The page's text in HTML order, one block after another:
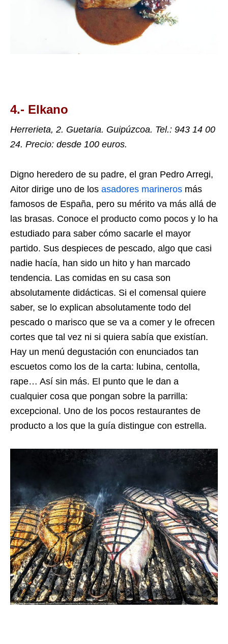
4.- Elkano
Herrerieta, 2. Guetaria. Guipúzcoa. Tel.: 943 14 00
24. Precio: desde 100 euros.
Digno heredero de su padre, el gran Pedro Arregi,
Aitor dirige uno de los asadores marineros más
famosos de España, pero su mérito va más allá de
las brasas. Conoce el producto como pocos y lo ha
estudiado para saber cómo sacarle el mayor
partido. Sus despieces de pescado, algo que casi
nadie hacía, han sido un hito y han marcado
tendencia. Las comidas en su casa son
absolutamente didácticas. Si el comensal quiere
saber, se lo explican absolutamente todo del
pescado o marisco que se va a comer y le ofrecen
cortes que tal vez ni si quiera sabía que existían.
Hay un menú degustación con enunciados tan
escuetos como los de la carta: lubina, centolla,
rape… Así sin más. El punto que le dan a
cualquier cosa que pongan sobre la parrilla:
excepcional. Uno de los pocos restaurantes de
producto a los que la guía distingue con estrella.